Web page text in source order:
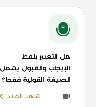
هل التعبير بلفظ
الإيجاب والقبول يشمل
الصيغة القولية فقط؟
شاهد المزيد